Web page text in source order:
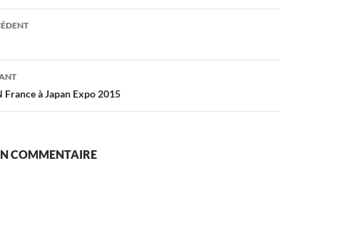
France à Japan Expo 2015
COMMENTAIRE